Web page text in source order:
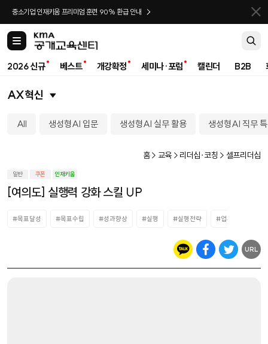
중소기업 인재키움 프리미엄 훈련 90% 환급 안내
카
고
2026 신규 베스트 개강확정 세미나·포럼 캘린더 B2B
AX혁신
All 생성형AI 입문 생성형AI 실무 활용 생성형AI 직무
홈 > 교육 > 리더십∙코칭 > 셀프리더십
일반 쿠폰 인재키움
[여의도] 실행력 강화 스킬 UP
#목표달성 #목표수립 #성과향상 #실행 #실행전략 #업무목표달성
URL